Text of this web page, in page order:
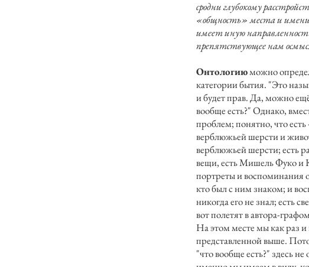
сродни глубокому
«общность» места и
имеет иную
препятствующее нам
Онтологиюможно
категории бытия. "Это
и будет прав. Да, можно
вообще есть?" Однако,
проблем; понятно, что
верблюжьей шерсти и
верблюжьей шерсти; есть
вещи, есть Мишель Фуко и
портреты и воспоминания
кто был с ним знаком; и
никогда его не знал; есть
вот полетят в автора-
На этом месте мы как раз
представленной выше.
"что вообще есть?" здесь